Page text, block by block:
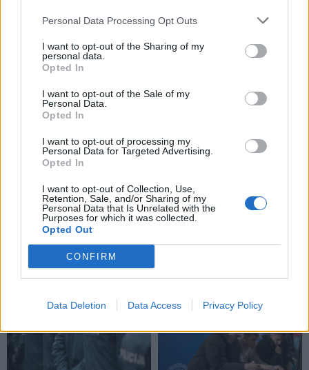
Personal Data Processing Opt Outs
I want to opt-out of the Sharing of my
personal data.
Opted In
I want to opt-out of the Sale of my
Personal Data.
Opted In
I want to opt-out of processing my
Personal Data for Targeted Advertising.
Opted In
I want to opt-out of Collection, Use,
Retention, Sale, and/or Sharing of my
Personal Data that Is Unrelated with the
Purposes for which it was collected.
Opted Out
CONFIRM
Data Deletion Data Access Privacy Policy
Klaipėdos rajonas
Atgims du legendiniai
pėsčiųjų tiltai per Miniją:
vienas jungia net du
rajonus
Lietuva
Plungė šoka viliotinį
naujakuriams, vardija
Klaipėdos rajonas
Uždrausta vaikščioti
kabamuoju tiltu per upę -
jį remontuos (5)
Lietuva
protrūkių – specialistų
paverčia reginiu?